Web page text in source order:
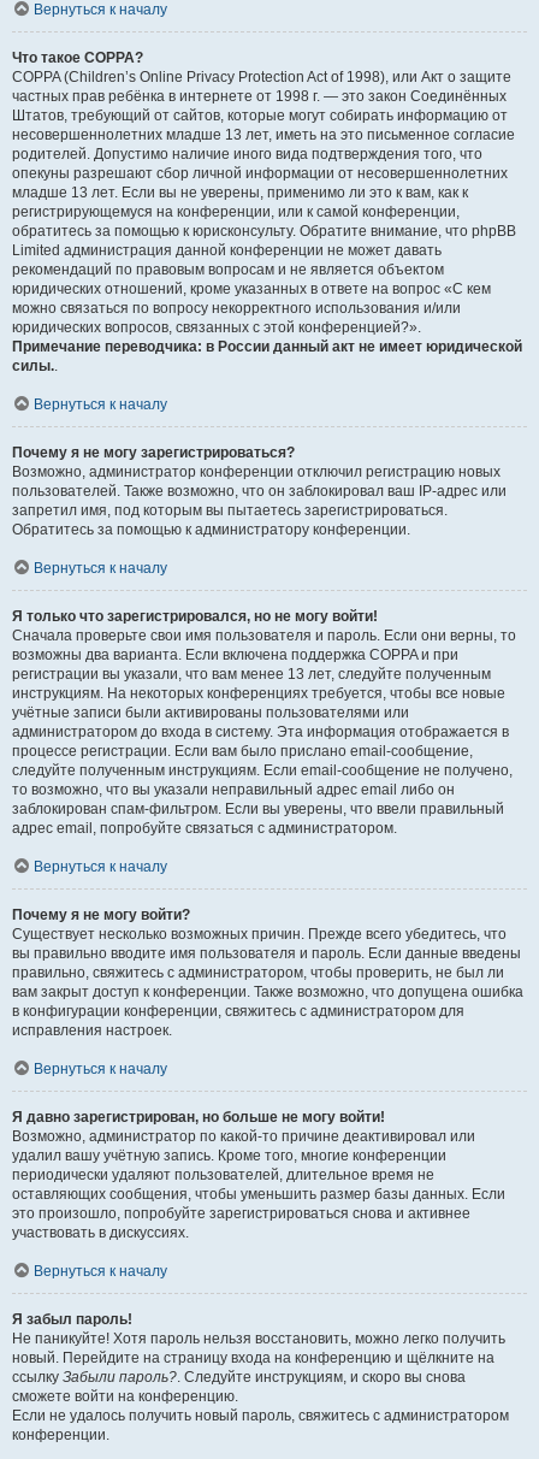
Вернуться к началу
Что такое COPPA?
COPPA (Children’s Online Privacy Protection Act of 1998), или Акт о защите
частных прав ребёнка в интернете от 1998 г. — это закон Соединённых
Штатов, требующий от сайтов, которые могут собирать информацию от
несовершеннолетних младше 13 лет, иметь на это письменное согласие
родителей. Допустимо наличие иного вида подтверждения того, что
опекуны разрешают сбор личной информации от несовершеннолетних
младше 13 лет. Если вы не уверены, применимо ли это к вам, как к
регистрирующемуся на конференции, или к самой конференции,
обратитесь за помощью к юрисконсульту. Обратите внимание, что phpBB
Limited администрация данной конференции не может давать
рекомендаций по правовым вопросам и не является объектом
юридических отношений, кроме указанных в ответе на вопрос «С кем
можно связаться по вопросу некорректного использования и/или
юридических вопросов, связанных с этой конференцией?».
Примечание переводчика: в России данный акт не имеет юридической
силы..
Вернуться к началу
Почему я не могу зарегистрироваться?
Возможно, администратор конференции отключил регистрацию новых
пользователей. Также возможно, что он заблокировал ваш IP-адрес или
запретил имя, под которым вы пытаетесь зарегистрироваться.
Обратитесь за помощью к администратору конференции.
Вернуться к началу
Я только что зарегистрировался, но не могу войти!
Сначала проверьте свои имя пользователя и пароль. Если они верны, то
возможны два варианта. Если включена поддержка COPPA и при
регистрации вы указали, что вам менее 13 лет, следуйте полученным
инструкциям. На некоторых конференциях требуется, чтобы все новые
учётные записи были активированы пользователями или
администратором до входа в систему. Эта информация отображается в
процессе регистрации. Если вам было прислано email-сообщение,
следуйте полученным инструкциям. Если email-сообщение не получено,
то возможно, что вы указали неправильный адрес email либо он
заблокирован спам-фильтром. Если вы уверены, что ввели правильный
адрес email, попробуйте связаться с администратором.
Вернуться к началу
Почему я не могу войти?
Существует несколько возможных причин. Прежде всего убедитесь, что
вы правильно вводите имя пользователя и пароль. Если данные введены
правильно, свяжитесь с администратором, чтобы проверить, не был ли
вам закрыт доступ к конференции. Также возможно, что допущена ошибка
в конфигурации конференции, свяжитесь с администратором для
исправления настроек.
Вернуться к началу
Я давно зарегистрирован, но больше не могу войти!
Возможно, администратор по какой-то причине деактивировал или
удалил вашу учётную запись. Кроме того, многие конференции
периодически удаляют пользователей, длительное время не
оставляющих сообщения, чтобы уменьшить размер базы данных. Если
это произошло, попробуйте зарегистрироваться снова и активнее
участвовать в дискуссиях.
Вернуться к началу
Я забыл пароль!
Не паникуйте! Хотя пароль нельзя восстановить, можно легко получить
новый. Перейдите на страницу входа на конференцию и щёлкните на
ссылку Забыли пароль?. Следуйте инструкциям, и скоро вы снова
сможете войти на конференцию.
Если не удалось получить новый пароль, свяжитесь с администратором
конференции.